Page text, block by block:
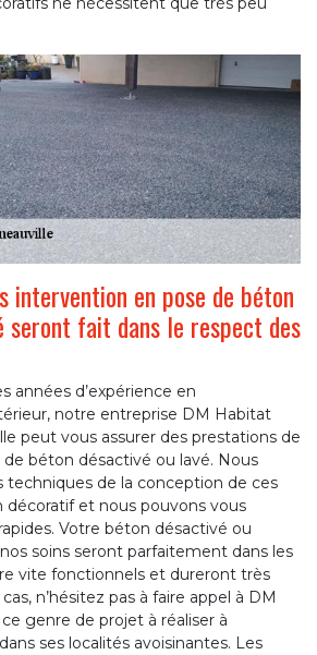
intervention en pose de béton
seront fait dans le respect des
années d’expérience en
notre entreprise DM Habitat
peut vous assurer des prestations de
béton désactivé ou lavé. Nous
techniques de la conception de ces
décoratif et nous pouvons vous
Votre béton désactivé ou
soins seront parfaitement dans les
vite fonctionnels et dureront très
n’hésitez pas à faire appel à DM
genre de projet à réaliser à
ses localités avoisinantes. Les